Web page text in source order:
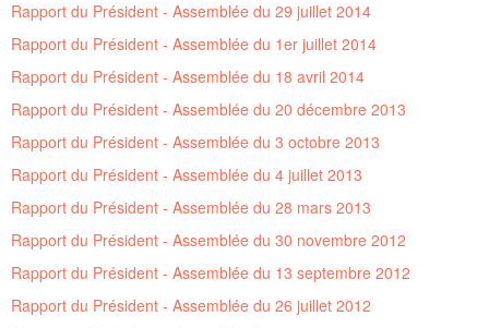
Rapport du Président - Assemblée du 29 juillet 2014
Rapport du Président - Assemblée du 1er juillet 2014
Rapport du Président - Assemblée du 18 avril 2014
Rapport du Président - Assemblée du 20 décembre 2013
Rapport du Président - Assemblée du 3 octobre 2013
Rapport du Président - Assemblée du 4 juillet 2013
Rapport du Président - Assemblée du 28 mars 2013
Rapport du Président - Assemblée du 30 novembre 2012
Rapport du Président - Assemblée du 13 septembre 2012
Rapport du Président - Assemblée du 26 juillet 2012